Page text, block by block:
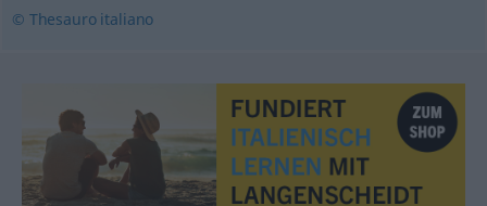
© Thesauro italiano